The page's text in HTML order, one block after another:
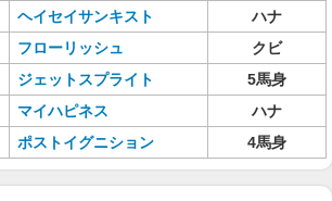
ヘイセイサンキスト
ハナ
フローリッシュ
クビ
ジェットスプライト
5馬身
マイハピネス
ハナ
ポストイグニション 4馬身